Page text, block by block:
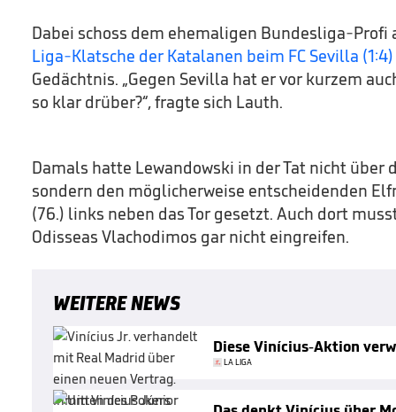
Dabei schoss dem ehemaligen Bundesliga-Profi
Liga-Klatsche der Katalanen beim FC Sevilla (1:4)
Gedächtnis. „Gegen Sevilla hat er vor kurzem
so klar drüber?“, fragte sich Lauth.
Damals hatte Lewandowski in der Tat nicht über
sondern den möglicherweise entscheidenden
(76.) links neben das Tor gesetzt. Auch dort
Odisseas Vlachodimos gar nicht eingreifen.
WEITERE NEWS
Diese Vinícius-Aktion
LA LIGA